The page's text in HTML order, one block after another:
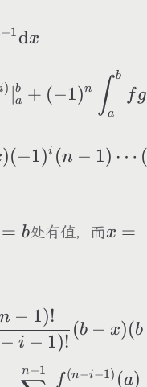
−1 dx
i) ∣a
b + (−1)n ∫a
b
fg
)(−1)i (n − 1) ⋯
= b处有值，而x=a
x =
− i − 1)!
n − 1)!
(b − x)(b
n−1
f(n−i−1 ) (a)